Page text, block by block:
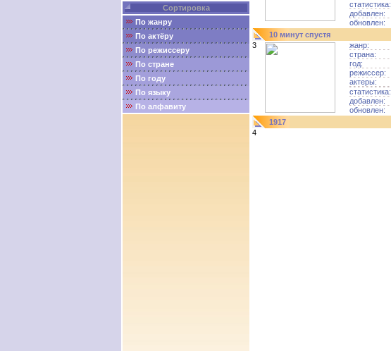
Сортировка
По жанру
По актёру
По режиссеру
По стране
По году
По языку
По алфавиту
статистика:
добавлен:
обновлен:
10 минут спустя
3
жанр:
страна:
год:
режиссер:
актеры:
статистика:
добавлен:
обновлен:
1917
4